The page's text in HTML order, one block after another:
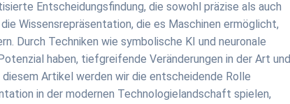
Entscheidungsfindung, die sowohl präzise als auch
Wissensrepräsentation, die es Maschinen ermöglicht,
Durch Techniken wie symbolische KI und neuronale
haben, tiefgreifende Veränderungen in der Art und
Artikel werden wir die entscheidende Rolle
in der modernen Technologielandschaft spielen,